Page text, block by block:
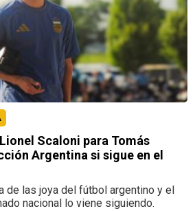
Scaloni para Tomás
Argentina si sigue en el
de las joya del fútbol argentino y el
nacional lo viene siguiendo.